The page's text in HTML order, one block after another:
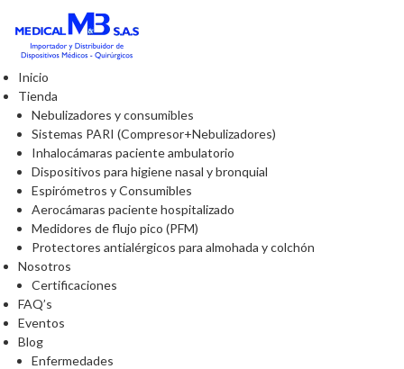
Inicio
Tienda
Nebulizadores y consumibles
Sistemas PARI (Compresor+Nebulizadores)
Inhalocámaras paciente ambulatorio
Dispositivos para higiene nasal y bronquial
Espirómetros y Consumibles
Aerocámaras paciente hospitalizado
Medidores de flujo pico (PFM)
Protectores antialérgicos para almohada y colchón
Nosotros
Certificaciones
FAQ’s
Eventos
Blog
Enfermedades